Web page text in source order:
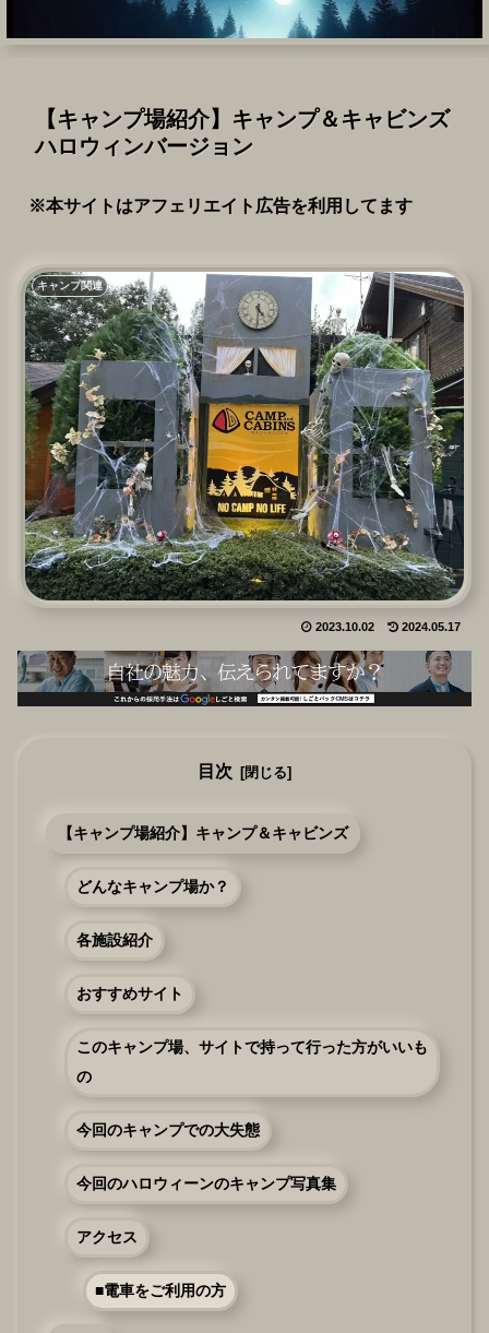
【キャンプ場紹介】キャンプ＆キャビンズ
ハロウィンバージョン
※本サイトはアフェリエイト広告を利用してます
キャンプ関連
2023.10.02 2024.05.17
目次
【キャンプ場紹介】キャンプ＆キャビンズ
どんなキャンプ場か？
各施設紹介
おすすめサイト
このキャンプ場、サイトで持って行った方がいいも
の
今回のキャンプでの大失態
今回のハロウィーンのキャンプ写真集
アクセス
■電車をご利用の方